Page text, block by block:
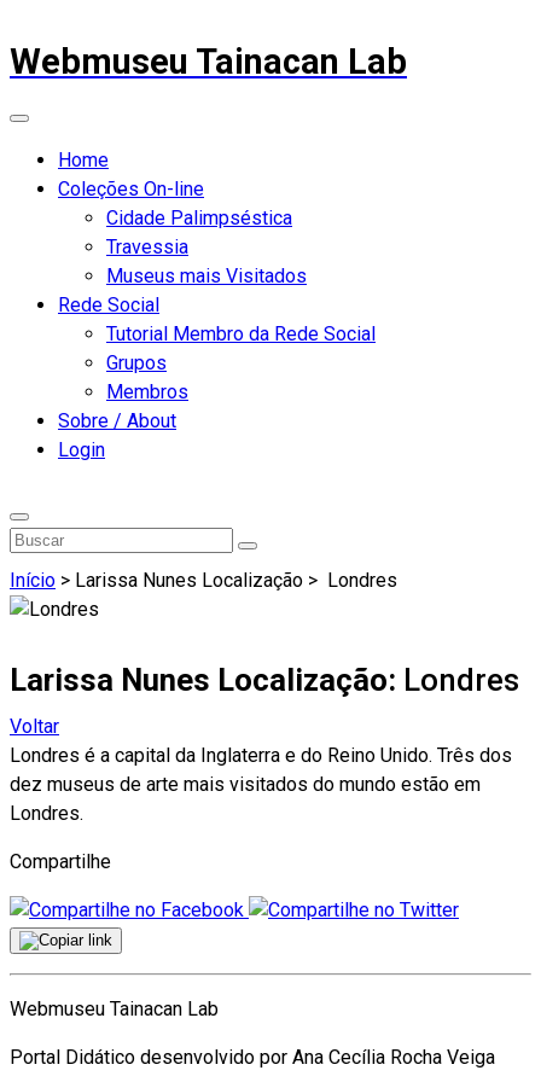
Webmuseu Tainacan Lab
Home
Coleções On-line
Cidade Palimpséstica
Travessia
Museus mais Visitados
Rede Social
Tutorial Membro da Rede Social
Grupos
Membros
Sobre / About
Login
Início > Larissa Nunes Localização > Londres
Larissa Nunes Localização: Londres
Voltar
Londres é a capital da Inglaterra e do Reino Unido. Três dos
dez museus de arte mais visitados do mundo estão em
Londres.
Compartilhe
Webmuseu Tainacan Lab
Portal Didático desenvolvido por Ana Cecília Rocha Veiga